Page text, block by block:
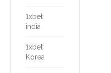
1xbet
india
1xbet
Korea